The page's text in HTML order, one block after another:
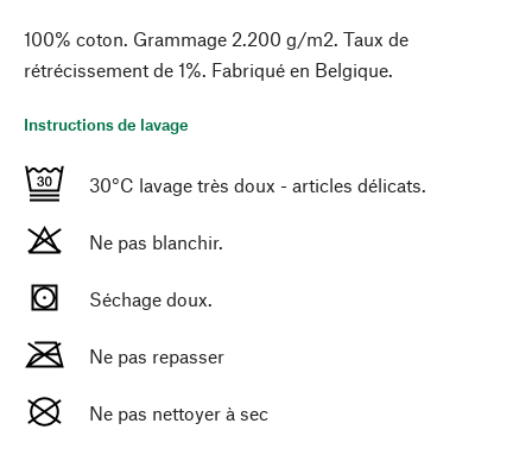
100% coton. Grammage 2.200 g/m2. Taux de
rétrécissement de 1%. Fabriqué en Belgique.
Instructions de lavage
30°C lavage très doux - articles délicats.
Ne pas blanchir.
Séchage doux.
Ne pas repasser
Ne pas nettoyer à sec